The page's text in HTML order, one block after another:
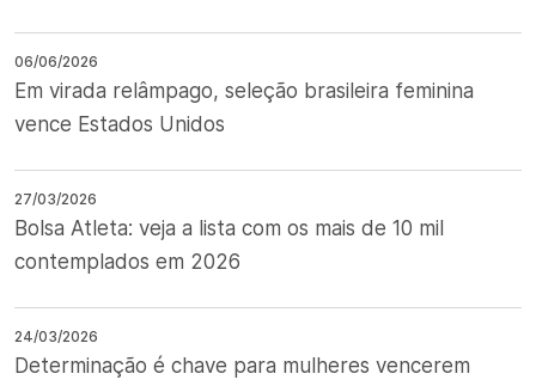
06/06/2026
Em virada relâmpago, seleção brasileira feminina
vence Estados Unidos
27/03/2026
Bolsa Atleta: veja a lista com os mais de 10 mil
contemplados em 2026
24/03/2026
Determinação é chave para mulheres vencerem